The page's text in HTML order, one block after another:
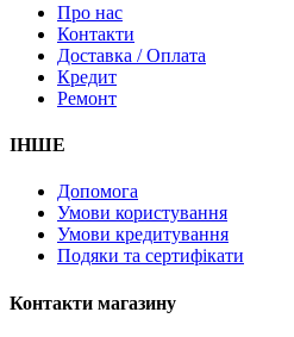
Про нас
Контакти
Доставка / Оплата
Кредит
Ремонт
ІНШЕ
Допомога
Умови користування
Умови кредитування
Подяки та сертифікати
Контакти магазину